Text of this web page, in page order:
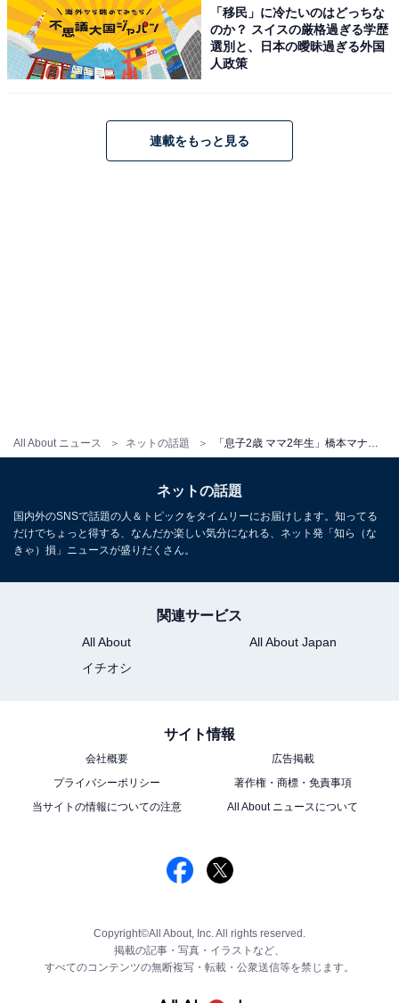
All About ニュース ネットの話題
「移民」に冷たいのはどっちな
のか？ スイスの厳格過ぎる学歴
選別と、日本の曖昧過ぎる外国
人政策
連載をもっと見る
ネットの話題
国内外のSNSで話題の人＆トピックをタイムリーにお届けします。知ってる
だけでちょっと得する、なんだか楽しい気分になれる、ネット発「知ら（な
きゃ）損」ニュースが盛りだくさん。
関連サービス
All About
All About Japan
イチオシ
サイト情報
会社概要
広告掲載
プライバシーポリシー
著作権・商標・免責事項
当サイトの情報についての注意
All About ニュースについて
Copyright©All About, Inc. All rights reserved.
掲載の記事・写真・イラストなど、
すべてのコンテンツの無断複写・転載・公衆送信等を禁じます。